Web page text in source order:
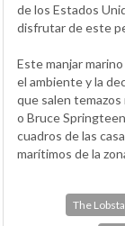
de los Estados
disfrutar de este
Este manjar
el ambiente y la
que salen
o Bruce
cuadros de las
marítimos de la
The